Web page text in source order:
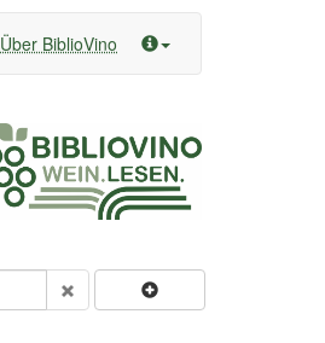
Über BiblioVino